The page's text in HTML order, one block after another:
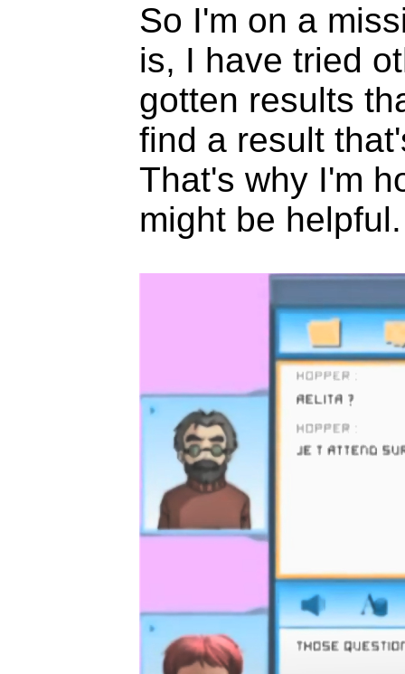
So I'm on a
is, I have tried
gotten results
find a result
That's why I'm
might be helpful.